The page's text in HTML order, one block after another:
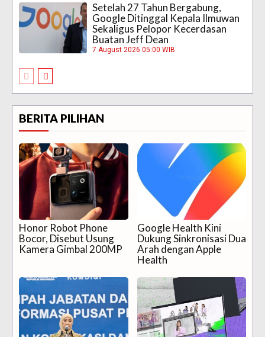
Setelah 27 Tahun Bergabung,
Google Ditinggal Kepala Ilmuwan
Sekaligus Pelopor Kecerdasan
Buatan Jeff Dean
7 August 2026 05:00 WIB
BERITA PILIHAN
Honor Robot Phone
Bocor, Disebut Usung
Kamera Gimbal 200MP
Google Health Kini
Dukung Sinkronisasi Dua
Arah dengan Apple
Health